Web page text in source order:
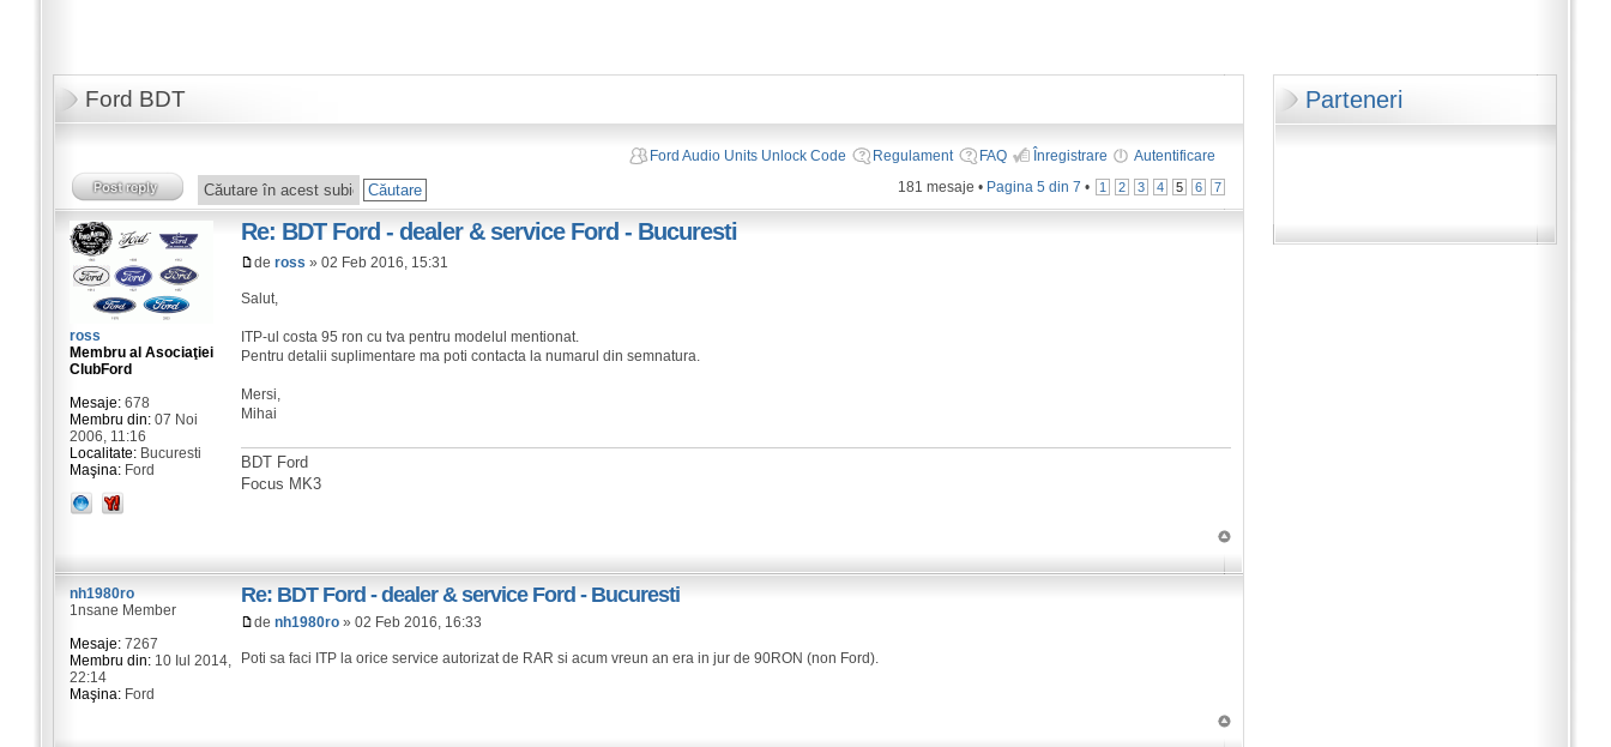
Parteneri
Ford BDT
Ford Audio Units Unlock Code Regulament FAQ Înregistrare
Autentificare
181 mesaje • Pagina5 din7 • 1 2 3 4 5 6 7
Re: BDT Ford - dealer & service Ford - Bucuresti
deross » 02 Feb 2016, 15:31
Salut,
ITP-ul costa 95 ron cu tva pentru modelul mentionat.
Pentru detalii suplimentare ma poti contacta la numarul din semnatura.
Mersi,
Mihai
BDT Ford
Focus MK3
ross
Membru al Asociaţiei
ClubFord
Mesaje:678
Membru din:07 Noi
2006, 11:16
Localitate:Bucuresti
Maşina:Ford
Re: BDT Ford - dealer & service Ford - Bucuresti
denh1980ro » 02 Feb 2016, 16:33
Poti sa faci ITP la orice service autorizat de RAR si acum vreun an era in jur de 90RON (non Ford).
nh1980ro
1nsane Member
Mesaje:7267
Membru din:10 Iul 2014,
22:14
Maşina:Ford